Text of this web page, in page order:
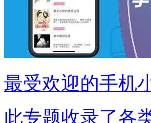
最受欢迎的手机
此专题收录了各